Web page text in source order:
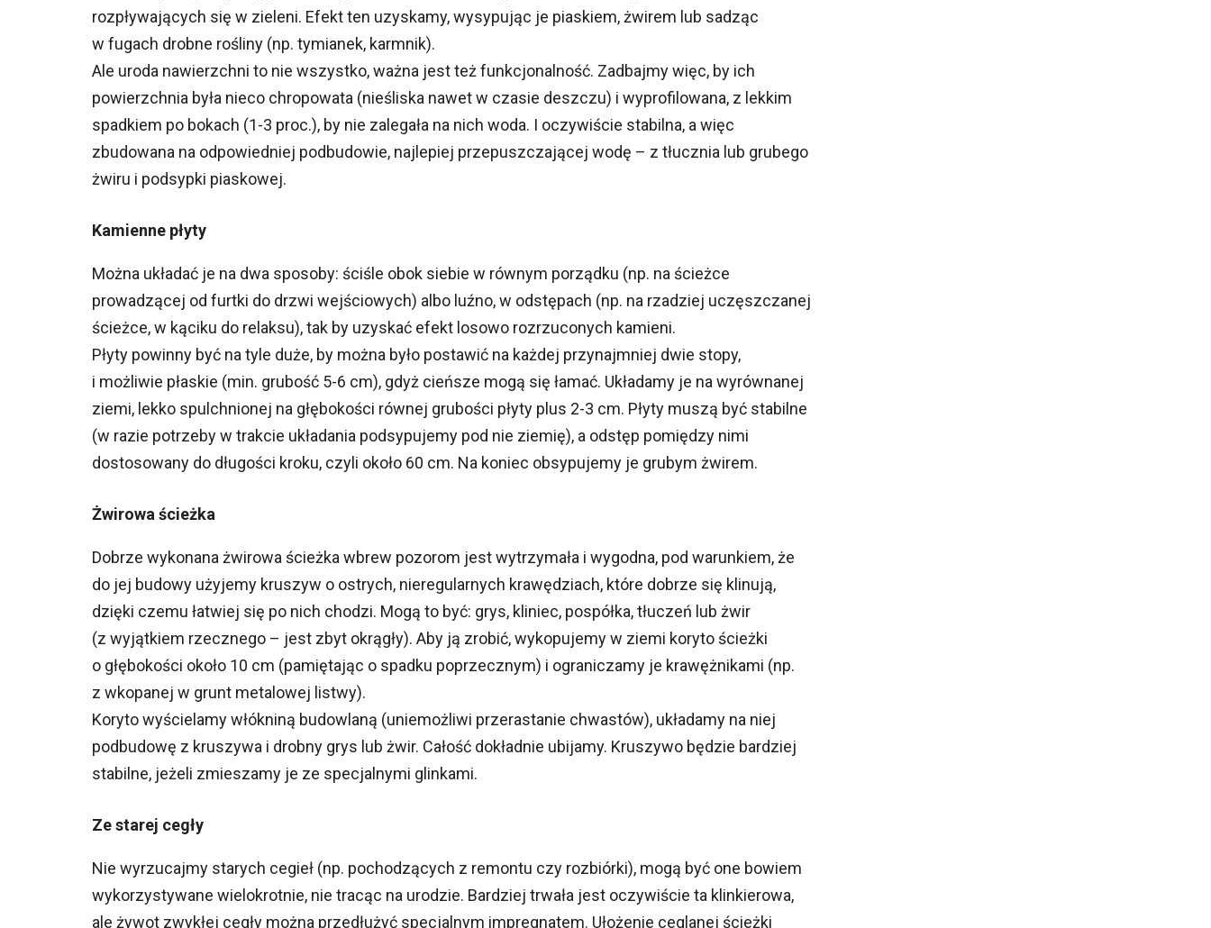
rozpływających się w zieleni. Efekt ten uzyskamy, wysypując je piaskiem, żwirem lub sadząc
w fugach drobne rośliny (np. tymianek, karmnik).
Ale uroda nawierzchni to nie wszystko, ważna jest też funkcjonalność. Zadbajmy więc, by ich
powierzchnia była nieco chropowata (nieśliska nawet w czasie deszczu) i wyprofilowana, z lekkim
spadkiem po bokach (1-3 proc.), by nie zalegała na nich woda. I oczywiście stabilna, a więc
zbudowana na odpowiedniej podbudowie, najlepiej przepuszczającej wodę – z tłucznia lub grubego
żwiru i podsypki piaskowej.
Kamienne płyty
Można układać je na dwa sposoby: ściśle obok siebie w równym porządku (np. na ścieżce
prowadzącej od furtki do drzwi wejściowych) albo luźno, w odstępach (np. na rzadziej uczęszczanej
ścieżce, w kąciku do relaksu), tak by uzyskać efekt losowo rozrzuconych kamieni.
Płyty powinny być na tyle duże, by można było postawić na każdej przynajmniej dwie stopy,
i możliwie płaskie (min. grubość 5-6 cm), gdyż cieńsze mogą się łamać. Układamy je na wyrównanej
ziemi, lekko spulchnionej na głębokości równej grubości płyty plus 2-3 cm. Płyty muszą być stabilne
(w razie potrzeby w trakcie układania podsypujemy pod nie ziemię), a odstęp pomiędzy nimi
dostosowany do długości kroku, czyli około 60 cm. Na koniec obsypujemy je grubym żwirem.
Żwirowa ścieżka
Dobrze wykonana żwirowa ścieżka wbrew pozorom jest wytrzymała i wygodna, pod warunkiem, że
do jej budowy użyjemy kruszyw o ostrych, nieregularnych krawędziach, które dobrze się klinują,
dzięki czemu łatwiej się po nich chodzi. Mogą to być: grys, kliniec, pospółka, tłuczeń lub żwir
(z wyjątkiem rzecznego – jest zbyt okrągły). Aby ją zrobić, wykopujemy w ziemi koryto ścieżki
o głębokości około 10 cm (pamiętając o spadku poprzecznym) i ograniczamy je krawężnikami (np.
z wkopanej w grunt metalowej listwy).
Koryto wyścielamy włókniną budowlaną (uniemożliwi przerastanie chwastów), układamy na niej
podbudowę z kruszywa i drobny grys lub żwir. Całość dokładnie ubijamy. Kruszywo będzie bardziej
stabilne, jeżeli zmieszamy je ze specjalnymi glinkami.
Ze starej cegły
Nie wyrzucajmy starych cegieł (np. pochodzących z remontu czy rozbiórki), mogą być one bowiem
wykorzystywane wielokrotnie, nie tracąc na urodzie. Bardziej trwała jest oczywiście ta klinkierowa,
ale żywot zwykłej cegły można przedłużyć specjalnym impregnatem. Ułożenie ceglanej ścieżki